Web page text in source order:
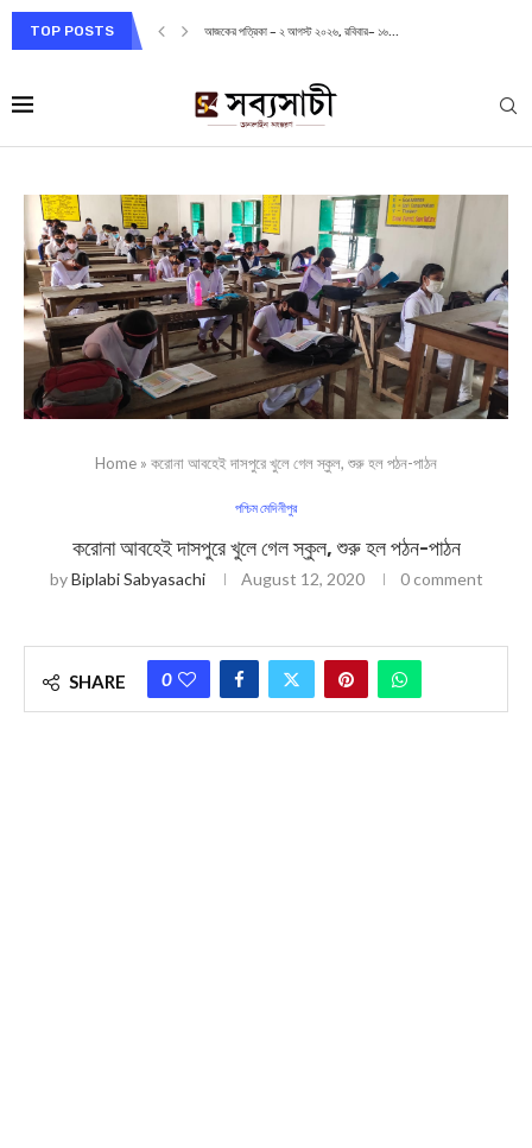
TOP POSTS আজকের পত্রিকা – ২ আগস্ট ২০২৬, রবিবার– ১৬...
Home » করোনা আবহেই দাসপুরে খুলে গেল স্কুল, শুরু হল পঠন-পাঠন
পশ্চিম মেদিনীপুর
করোনা আবহেই দাসপুরে খুলে গেল স্কুল, শুরু হল পঠন-পাঠন
byBiplabi Sabyasachi August 12, 2020 0 comment
SHARE 0